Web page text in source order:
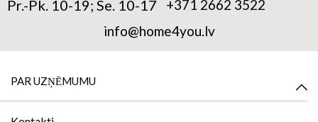
Pr.-Pk. 10-19; Se. 10-17
+371 2662 3522
info@home4you.lv
PAR UZŅĒMUMU